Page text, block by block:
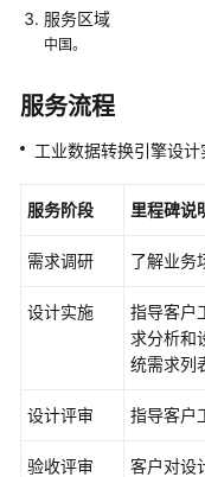
家
服
CSS
服务区域
中国。
服务流程
工业数据转换引擎设计
服务阶段 里程碑说
需求调研 了解业务
设计实施
指导客户
求分析和
统需求列
设计评审 指导客户
验收评审
客户对设